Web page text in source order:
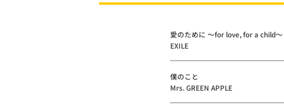
愛のために ～for love, for a child～
EXILE
僕のこと
Mrs. GREEN APPLE